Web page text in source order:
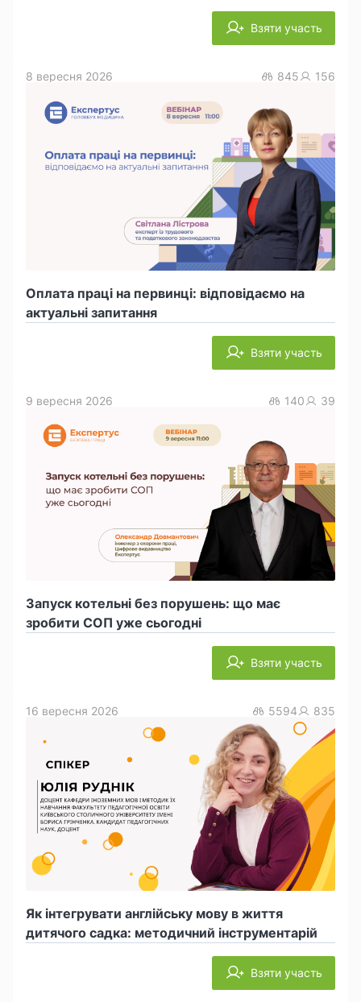
Взяти участь
Оплата праці на первинці: відповідаємо на
актуальні запитання
8 вересня 2026 845 156
Взяти участь
Запуск котельні без порушень: що має
зробити СОП уже сьогодні
9 вересня 2026 140 39
Взяти участь
Як інтегрувати англійську мову в життя
дитячого садка: методичний інструментарій
16 вересня 2026 5594 835
Взяти участь